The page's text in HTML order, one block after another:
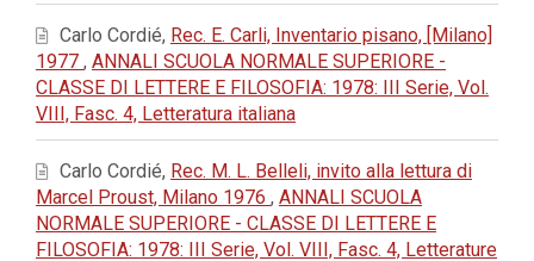
Carlo Cordié, Rec. E. Carli, Inventario pisano, [Milano]
1977 , ANNALI SCUOLA NORMALE SUPERIORE -
CLASSE DI LETTERE E FILOSOFIA: 1978: III Serie, Vol.
VIII, Fasc. 4, Letteratura italiana
Carlo Cordié, Rec. M. L. Belleli, invito alla lettura di
Marcel Proust, Milano 1976 , ANNALI SCUOLA
NORMALE SUPERIORE - CLASSE DI LETTERE E
FILOSOFIA: 1978: III Serie, Vol. VIII, Fasc. 4, Letterature